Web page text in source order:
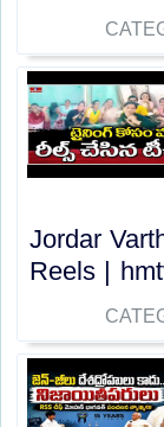
Jordar
Reels |